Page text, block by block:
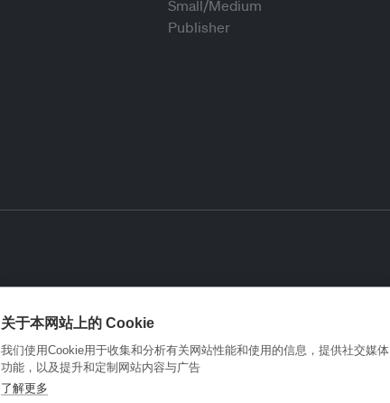
关于本网站上的 Cookie
我们使用Cookie用于收集和分析有关网站性能和使用的信息，提供社交媒体
功能，以及提升和定制网站内容与广告
了解更多